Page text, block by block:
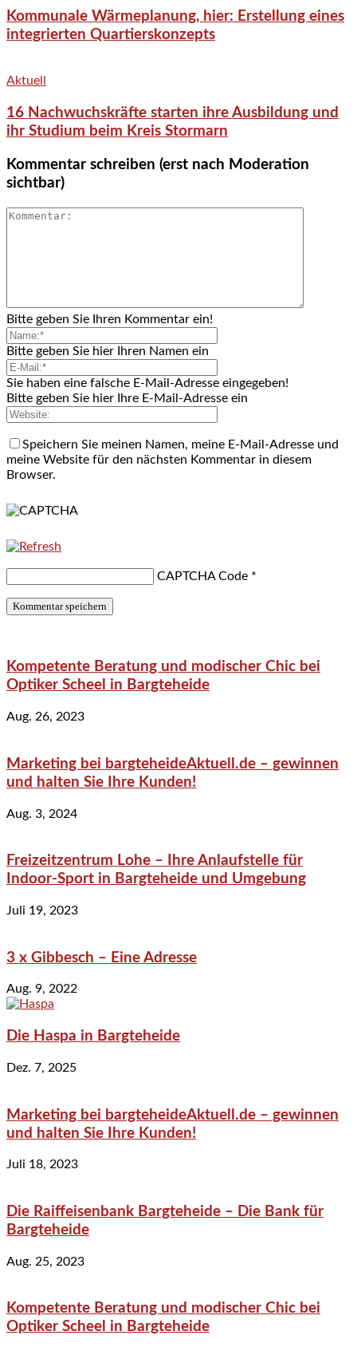
Kommunale Wärmeplanung, hier: Erstellung eines
integrierten Quartierskonzepts
Aktuell
16 Nachwuchskräfte starten ihre Ausbildung und
ihr Studium beim Kreis Stormarn
Kommentar schreiben (erst nach Moderation
sichtbar)
Bitte geben Sie Ihren Kommentar ein!
Bitte geben Sie hier Ihren Namen ein
Sie haben eine falsche E-Mail-Adresse eingegeben!
Bitte geben Sie hier Ihre E-Mail-Adresse ein
Speichern Sie meinen Namen, meine E-Mail-Adresse und
meine Website für den nächsten Kommentar in diesem
Browser.
CAPTCHA Code *
Kompetente Beratung und modischer Chic bei
Optiker Scheel in Bargteheide
Aug. 26, 2023
Marketing bei bargteheideAktuell.de – gewinnen
und halten Sie Ihre Kunden!
Aug. 3, 2024
Freizeitzentrum Lohe – Ihre Anlaufstelle für
Indoor-Sport in Bargteheide und Umgebung
Juli 19, 2023
3 x Gibbesch – Eine Adresse
Aug. 9, 2022
Die Haspa in Bargteheide
Dez. 7, 2025
Marketing bei bargteheideAktuell.de – gewinnen
und halten Sie Ihre Kunden!
Juli 18, 2023
Die Raiffeisenbank Bargteheide – Die Bank für
Bargteheide
Aug. 25, 2023
Kompetente Beratung und modischer Chic bei
Optiker Scheel in Bargteheide